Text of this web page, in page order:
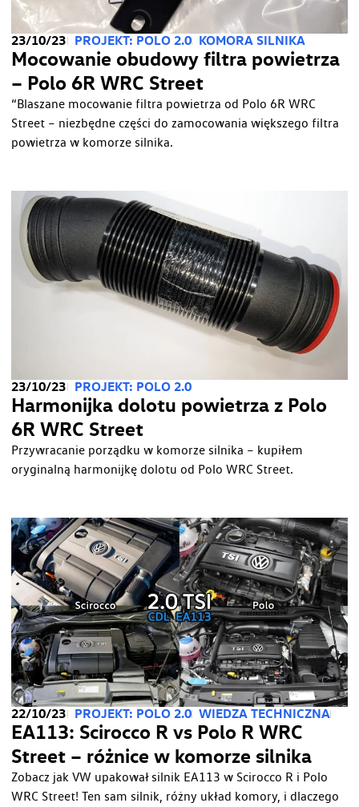
23/10/23 PROJEKT: POLO 2.0 KOMORA SILNIKA
Mocowanie obudowy filtra powietrza
– Polo 6R WRC Street
“Blaszane mocowanie filtra powietrza od Polo 6R WRC
Street – niezbędne części do zamocowania większego filtra
powietrza w komorze silnika.
23/10/23 PROJEKT: POLO 2.0
Harmonijka dolotu powietrza z Polo
6R WRC Street
Przywracanie porządku w komorze silnika – kupiłem
oryginalną harmonijkę dolotu od Polo WRC Street.
22/10/23 PROJEKT: POLO 2.0 WIEDZA TECHNICZNA
EA113: Scirocco R vs Polo R WRC
Street – różnice w komorze silnika
Zobacz jak VW upakował silnik EA113 w Scirocco R i Polo
WRC Street! Ten sam silnik, różny układ komory, i dlaczego